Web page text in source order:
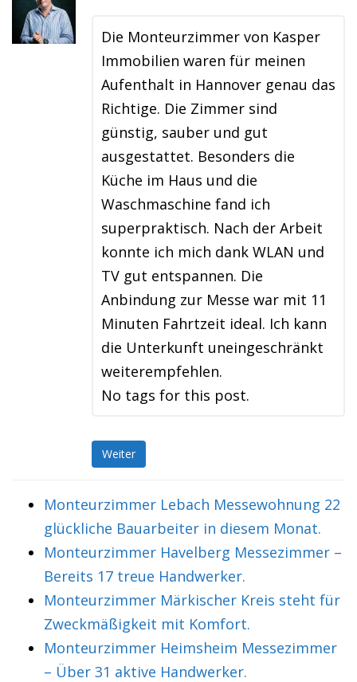
Die Monteurzimmer von Kasper
Immobilien waren für meinen
Aufenthalt in Hannover genau das
Richtige. Die Zimmer sind
günstig, sauber und gut
ausgestattet. Besonders die
Küche im Haus und die
Waschmaschine fand ich
superpraktisch. Nach der Arbeit
konnte ich mich dank WLAN und
TV gut entspannen. Die
Anbindung zur Messe war mit 11
Minuten Fahrtzeit ideal. Ich kann
die Unterkunft uneingeschränkt
weiterempfehlen.
No tags for this post.
Weiter
Monteurzimmer Lebach Messewohnung 22
glückliche Bauarbeiter in diesem Monat.
Monteurzimmer Havelberg Messezimmer –
Bereits 17 treue Handwerker.
Monteurzimmer Märkischer Kreis steht für
Zweckmäßigkeit mit Komfort.
Monteurzimmer Heimsheim Messezimmer
– Über 31 aktive Handwerker.